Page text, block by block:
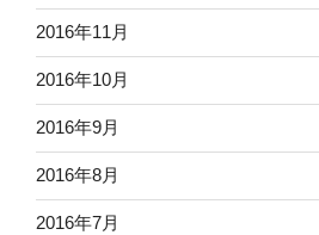
2016年11月
2016年10月
2016年9月
2016年8月
2016年7月